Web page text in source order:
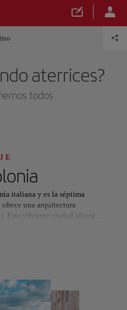
aterrices?
todos
destino
italiana y es la séptima
una arquitectura
Esta vibrante ciudad alberga
para las artes. La
mejores arquitecturas